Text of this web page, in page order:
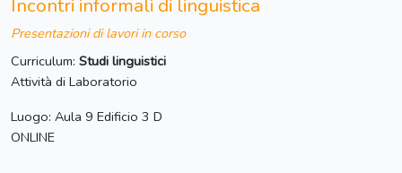
Incontri informali di linguistica
Presentazioni di lavori in corso
Curriculum: Studi linguistici
Attività di Laboratorio
Luogo: Aula 9 Edificio 3 D
ONLINE